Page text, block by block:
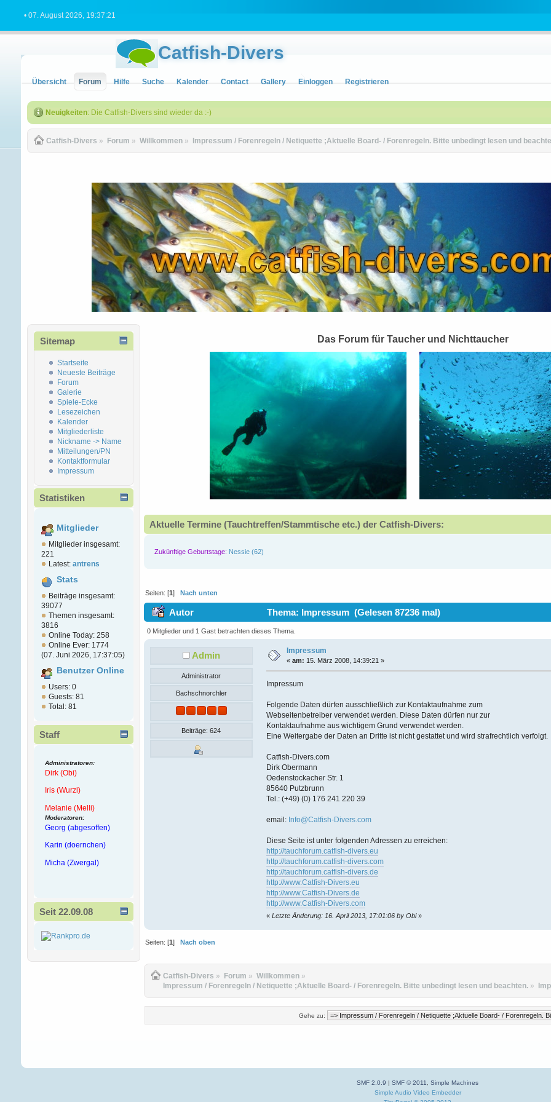
• 07. August 2026, 19:37:21
Catfish-Divers
Übersicht Forum Hilfe Suche Kalender Contact Gallery Einloggen Registrieren
Neuigkeiten: Die Catfish-Divers sind wieder da :-)
Catfish-Divers » Forum » Willkommen » Impressum / Forenregeln / Netiquette ;Aktuelle Board- / Forenregeln. Bitte unbedingt lesen und
Sitemap
Startseite
Neueste Beiträge
Forum
Galerie
Spiele-Ecke
Lesezeichen
Kalender
Mitgliederliste
Nickname -> Name
Mitteilungen/PN
Kontaktformular
Impressum
Statistiken
Mitglieder
Mitglieder insgesamt:
221
Latest: antrens
Stats
Beiträge insgesamt:
39077
Themen insgesamt:
3816
Online Today: 258
Online Ever: 1774
(07. Juni 2026, 17:37:05)
Benutzer Online
Users: 0
Guests: 81
Total: 81
Staff
Administratoren:
Dirk (Obi)
Iris (Wurzl)
Melanie (Melli)
Moderatoren:
Georg (abgesoffen)
Karin (doernchen)
Micha (Zwergal)
Seit 22.09.08
Das Forum für Taucher und Nichttaucher
Aktuelle Termine (Tauchtreffen/Stammtische etc.) der Catfish-Divers:
Zukünftige Geburtstage: Nessie (62)
Seiten: [1] Nach unten
Autor Thema: Impressum (Gelesen 87236 mal)
0 Mitglieder und 1 Gast betrachten dieses Thema.
Admin
Administrator
Bachschnorchler
Beiträge: 624
Impressum
« am: 15. März 2008, 14:39:21 »
Impressum
Folgende Daten dürfen ausschließlich zur Kontaktaufnahme zum
Webseitenbetreiber verwendet werden. Diese Daten dürfen nur zur
Kontaktaufnahme aus wichtigem Grund verwendet werden.
Eine Weitergabe der Daten an Dritte ist nicht gestattet und wird strafrechtlich verfolgt.
Catfish-Divers.com
Dirk Obermann
Oedenstockacher Str. 1
85640 Putzbrunn
Tel.: (+49) (0) 176 241 220 39
email: Info@Catfish-Divers.com
Diese Seite ist unter folgenden Adressen zu erreichen:
http://tauchforum.catfish-divers.eu
http://tauchforum.catfish-divers.com
http://tauchforum.catfish-divers.de
http://www.Catfish-Divers.eu
http://www.Catfish-Divers.de
http://www.Catfish-Divers.com
«Letzte Änderung: 16. April 2013, 17:01:06 by Obi»
Seiten: [1 ]
Nach oben
Catfish-Divers » Forum » Willkommen »
Impressum / Forenregeln / Netiquette ;Aktuelle Board- / Forenregeln. Bitte unbedingt lesen und beachten.»
Gehe zu:
SMF 2.0.9 |SMF © 2011,Simple Machines
Simple Audio Video Embedder